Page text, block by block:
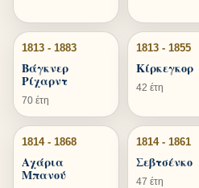
1813 - 1883
Βάγκνερ
Ρίχαρντ
70 έτη
1813 - 1855
Κίρκεγκορ
42 έτη
1814 - 1868
Αχάρια
Μπανού
1814 - 1861
Σεβτσένκο
47 έτη